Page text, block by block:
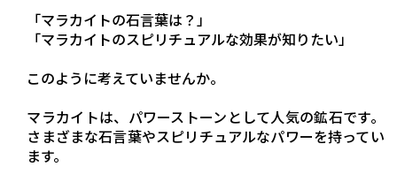
「マラカイトの石言葉は？」
「マラカイトのスピリチュアルな効果が知りたい」
このように考えていませんか。
マラカイトは、パワーストーンとして人気の鉱石です。
さまざまな石言葉やスピリチュアルなパワーを持ってい
ます。